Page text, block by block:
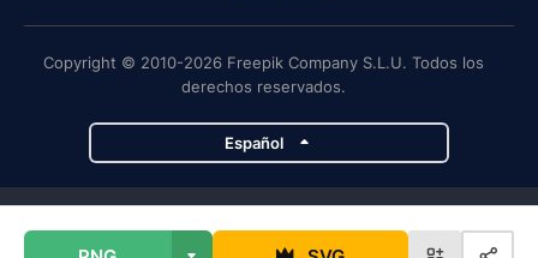
Copyright © 2010-2026 Freepik Company S.L.U. Todos los
derechos reservados.
Español